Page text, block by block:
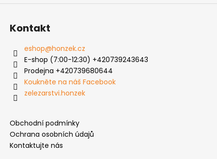
Kontakt
eshop@honzek.cz
E-shop (7:00-12:30) +420739243643
Prodejna +420739680644
Koukněte na náš Facebook
zelezarstvi.honzek
Obchodní podmínky
Ochrana osobních údajů
Kontaktujte nás